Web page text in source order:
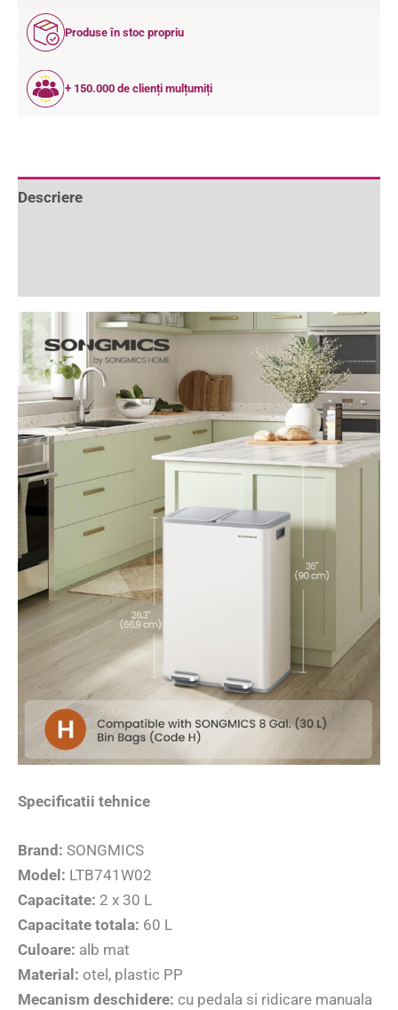
Produse în stoc propriu
+ 150.000 de clienți mulțumiți
Descriere
Specificatii tehnice
Brand: SONGMICS
Model: LTB741W02
Capacitate: 2 x 30 L
Capacitate totala: 60 L
Culoare: alb mat
Material: otel, plastic PP
Mecanism deschidere: cu pedala si ridicare manuala